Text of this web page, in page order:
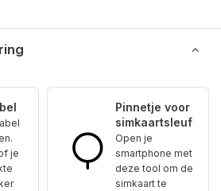
je
Pinnetje voor
simkaartsleuf
Open je
smartphone met
deze tool om de
simkaart te